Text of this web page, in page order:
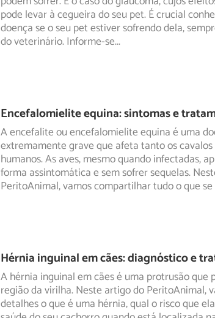
pode levar à cegueira do seu pet. É crucial
doença se o seu pet estiver sofrendo dela,
do veterinário. Informe-se...
Encefalomielite equina: sintomas e
A encefalite ou encefalomielite equina é uma
extremamente grave que afeta tanto os
humanos. As aves, mesmoquando infectadas,
forma assintomática e sem sofrer sequelas.
PeritoAnimal, vamos compartilhar tudo o que
Hérnia inguinal em cães: diagnóstico e
A hérnia inguinal em cães é uma protrusão que
região da virilha. Neste artigo do PeritoAnimal,
detalheso que é uma hérnia, qual o risco que